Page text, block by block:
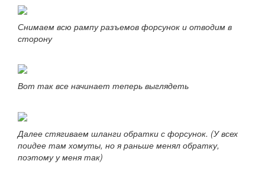
Снимаем всю рампу разъемов форсунок и отводим в
сторону
Вот так все начинает теперь выглядеть
Далее стягиваем шланги обратки с форсунок. (У всех
поидее там хомуты, но я раньше менял обратку,
поэтому у меня так)